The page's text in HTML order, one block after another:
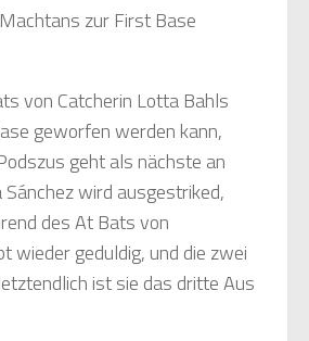
zur First Base
von Catcherin Lotta Bahls
geworfen werden kann,
geht als nächste an
wird ausgestriked,
des At Bats von
wieder geduldig, und die zwei
ist sie das dritte Aus